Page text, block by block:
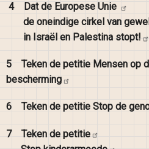
4 Dat de Europese Unie
de oneindige cirkel van
in Israël en Palestina stopt!
5 Teken de petitie Mensen op
bescherming
6 Teken de petitie Stop de
7 Teken de petitie